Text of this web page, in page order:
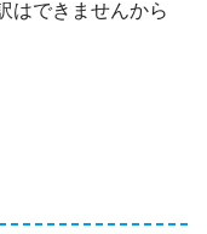
はできませんから